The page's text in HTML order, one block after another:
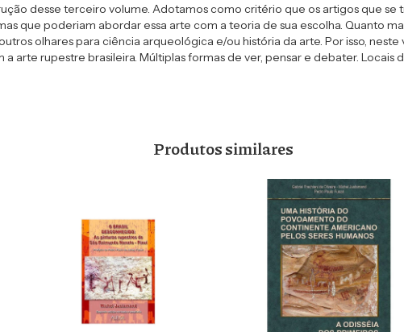
desse terceiro volume. Adotamos como critério que os artigos que se
que poderiam abordar essa arte com a teoria de sua escolha. Quanto
olhares para ciência arqueológica e/ou história da arte. Por isso,
arte rupestre brasileira. Múltiplas formas de ver, pensar e debater. Locais
Produtos similares